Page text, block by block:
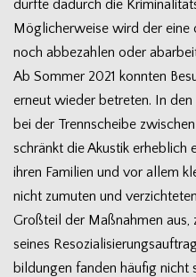
dürfte dadurch die
Mög­li­cher­weise wird der eine
noch abbe­zah­len oder
Ab Som­mer 2021 konn­ten
erneut wie­der betre­ten. In
bei der Trenn­scheibe
schränkt die Akus­tik erheb­lich
ihren Fami­lien und vor allem
nicht zumu­ten und
Groß­teil der Maß­nah­men aus,
sei­nes
bil­dun­gen fan­den häu­fig nicht